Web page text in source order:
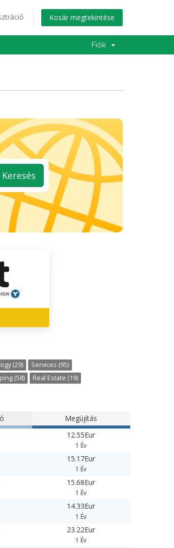
Kosár megtekintése
Fiók
Keresés
(29)
Services (95)
(58)
Real Estate (19)
Megújítás
12.55Eur
1 Év
15.17Eur
1 Év
15.68Eur
1 Év
14.33Eur
1 Év
23.22Eur
1 Év